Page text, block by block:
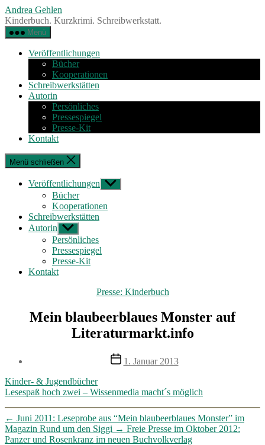
Zum
Inhalt
springen
Andrea Gehlen
Kinderbuch. Kurzkrimi. Schreibwerkstatt.
Menü
Veröffentlichungen
Bücher
Kooperationen
Schreibwerkstätten
Autorin
Persönliches
Pressespiegel
Presse-Kit
Kontakt
Menü schließen
Veröffentlichungen Untermenü
anzeigen
Bücher
Kooperationen
Schreibwerkstätten
Autorin Untermenü
anzeigen
Persönliches
Pressespiegel
Presse-Kit
Kontakt
Kategorien
Presse: Kinderbuch
Mein blaubeerblaues Monster auf
Literaturmarkt.info
Veröffentlichungsdatum
1. Januar 2013
Kinder- & Jugendbücher
Lesespaß hoch zwei – Wissenmedia macht´s möglich
← Juni 2011: Leseprobe aus “Mein blaubeerblaues Monster” im
Magazin Rund um den Siggi → Freie Presse im Oktober 2012:
Panzer und Rosenkranz im neuen Buchvolkverlag